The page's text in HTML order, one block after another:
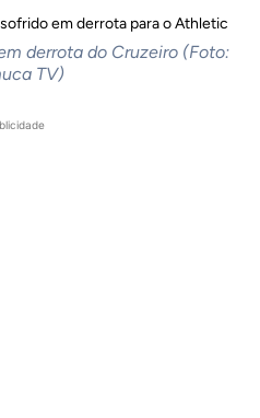
derrota do Cruzeiro (Foto:
TV)